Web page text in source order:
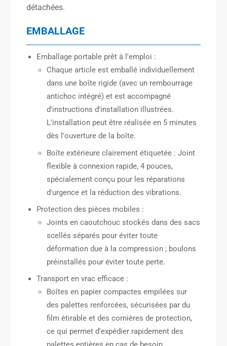
détachées.
EMBALLAGE
Emballage portable prêt à l'emploi :
Chaque article est emballé individuellement
dans une boîte rigide (avec un rembourrage
antichoc intégré) et est accompagné
d'instructions d'installation illustrées.
L'installation peut être réalisée en 5 minutes
dès l'ouverture de la boîte.
Boîte extérieure clairement étiquetée : Joint
flexible à connexion rapide, 4 pouces,
spécialement conçu pour les réparations
d'urgence et la réduction des vibrations.
Protection des pièces mobiles :
Joints en caoutchouc stockés dans des sacs
scellés séparés pour éviter toute
déformation due à la compression ; boulons
préinstallés pour éviter toute perte.
Transport en vrac efficace :
Boîtes en papier compactes empilées sur
des palettes renforcées, sécurisées par du
film étirable et des cornières de protection,
ce qui permet d'expédier rapidement des